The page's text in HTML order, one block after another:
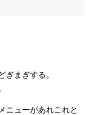
ぎまぎする。
ニューがあれこれと